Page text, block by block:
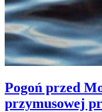
Pogoń przed
przymusowej